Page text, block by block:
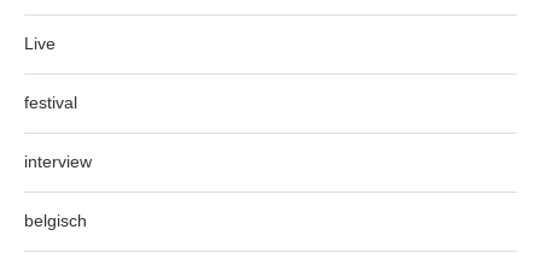
Live
festival
interview
belgisch